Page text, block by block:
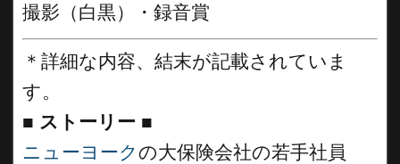
撮影（白黒）・録音賞
＊詳細な内容、結末が記載されていま
す。
■ ストーリー ■
ニューヨークの大保険会社の若手社員